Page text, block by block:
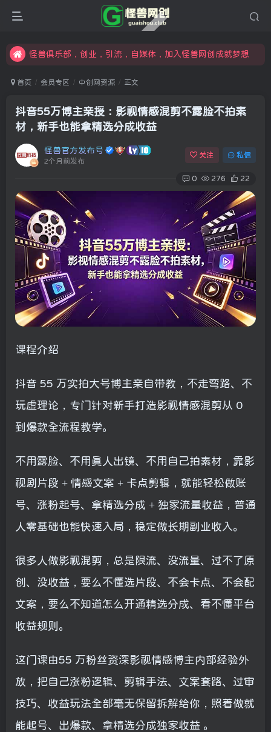
限时开通会员更享折扣，超高返佣
怪兽俱乐部，创业，引流，自媒体，加入怪兽网创成就梦想
首页 会员专区 中创网资源 正文
抖音55万博主亲授：影视情感混剪不露脸不拍素
材，新手也能拿精选分成收益
怪兽官方发布号
2个月前发布
关注 私信
0 276 22
课程介绍
抖音 55 万实拍大号博主亲自带教，不走弯路、不
玩虚理论，专门针对新手打造影视情感混剪从 0
到爆款全流程教学。
不用露脸、不用真人出镜、不用自己拍素材，靠影
视剧片段 + 情感文案 + 卡点剪辑，就能轻松做账
号、涨粉起号、拿精选分成 + 独家流量收益，普通
人零基础也能快速入局，稳定做长期副业收入。
很多人做影视混剪，总是限流、没流量、过不了原
创、没收益，要么不懂选片段、不会卡点、不会配
文案，要么不知道怎么开通精选分成、看不懂平台
收益规则。
这门课由55 万粉丝资深影视情感博主内部经验外
放，把自己涨粉逻辑、剪辑手法、文案套路、过审
技巧、收益玩法全部毫无保留拆解给你，照着做就
能起号、出爆款、拿精选分成独家收益 。